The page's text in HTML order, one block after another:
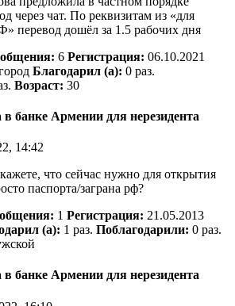
через чат. По реквизитам из «для
перевод дошёл за 1.5 рабочих дня
6 Регистрация: 06.10.2021
Благодарил (а): 0 раз.
Возраст: 30
банке Армении для нерезидента
14:42
что сейчас нужно для открытия
паспорта/заграна рф?
1 Регистрация: 21.05.2013
(а): 1 раз. Поблагодарили: 0 раз.
банке Армении для нерезидента